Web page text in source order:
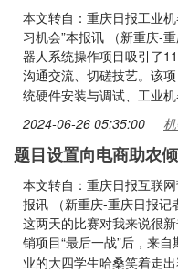
本文转自：重庆日报工业
习机会”本报讯 （新重庆-
器人系统操作项目吸引了
沟通交流、切磋技艺。该
统硬件安装与调试、工业
2024-06-26 05:35:00
题目设置向电商助农
本文转自：重庆日报互联
报讯 （新重庆-重庆日报记
这两天的比赛对我来说很
销项目“最后一战”后，来
业的大四学生哈桑笑着走